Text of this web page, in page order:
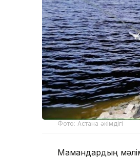
Фото: Астана әкімдігі
Мамандардың